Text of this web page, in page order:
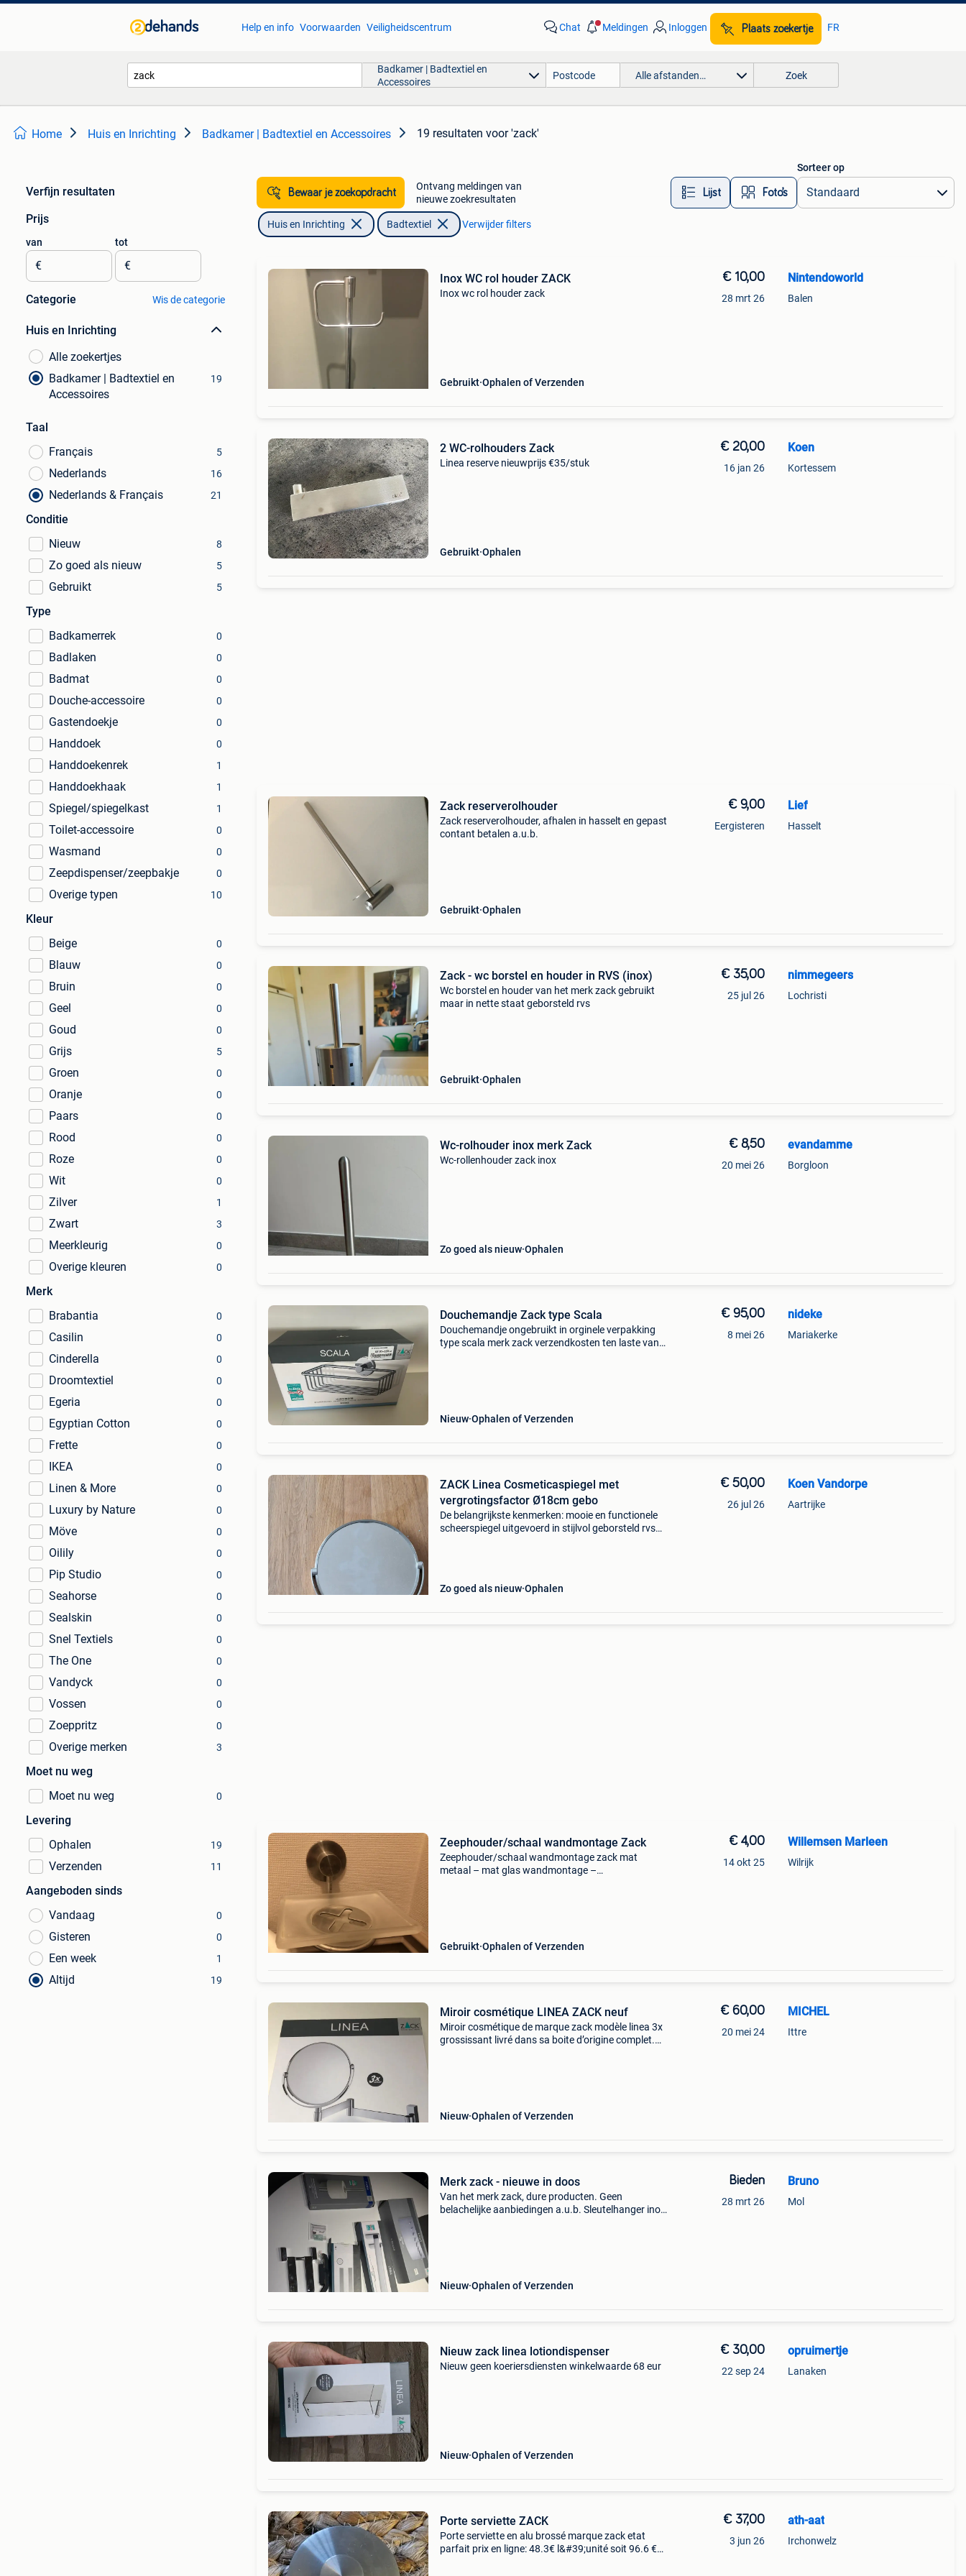
Help en info Voorwaarden Veiligheidscentrum Chat Meldingen Inloggen Plaats zoekertje FR
Badkamer | Badtextiel en
Accessoires
Alle afstanden… Zoek
Home Huis en Inrichting Badkamer | Badtextiel en Accessoires 19 resultaten voor 'zack'
Verfijn resultaten
Prijs
van
€
tot
€
Categorie Wis de categorie
Huis en Inrichting
Alle zoekertjes
Badkamer | Badtextiel en
Accessoires
19
Taal
Français
5
Nederlands 16
Nederlands & Français 21
Conditie
Nieuw
8
Zo goed als nieuw 5
Gebruikt 5
Type
Badkamerrek
0
Badlaken 0
Badmat 0
Douche-accessoire 0
Gastendoekje 0
Handdoek 0
Handdoekenrek 1
Handdoekhaak 1
Spiegel/spiegelkast 1
Toilet-accessoire 0
Wasmand 0
Zeepdispenser/zeepbakje 0
Overige typen 10
Kleur
Beige
0
Blauw 0
Bruin 0
Geel 0
Goud 0
Grijs 5
Groen 0
Oranje 0
Paars 0
Rood 0
Roze 0
Wit 0
Zilver 1
Zwart 3
Meerkleurig 0
Overige kleuren 0
Merk
Brabantia
0
Casilin 0
Cinderella 0
Droomtextiel 0
Egeria 0
Egyptian Cotton 0
Frette 0
IKEA 0
Linen & More 0
Luxury by Nature 0
Möve 0
Oilily 0
Pip Studio 0
Seahorse 0
Sealskin 0
Snel Textiels 0
The One 0
Vandyck 0
Vossen 0
Zoeppritz 0
Overige merken 3
Moet nu weg
Moet nu weg
0
Levering
Ophalen
19
Verzenden 11
Aangeboden sinds
Vandaag
0
Gisteren 0
Een week 1
Altijd 19
Bewaar je zoekopdracht
Ontvang meldingen van
nieuwe zoekresultaten
Lijst Foto’s
Sorteer op
Huis en Inrichting Badtextiel Verwijder filters
Inox WC rol houder ZACK
Inox wc rol houder zack
Gebruikt Ophalen of Verzenden
€ 10,00
28 mrt 26
Nintendoworld
Balen
2 WC-rolhouders Zack
Linea reserve nieuwprijs €35/stuk
Gebruikt Ophalen
€ 20,00
16 jan 26
Koen
Kortessem
Zack reserverolhouder
Zack reserverolhouder, afhalen in hasselt en gepast
contant betalen a.u.b.
Gebruikt Ophalen
€ 9,00
Eergisteren
Lief
Hasselt
Zack - wc borstel en houder in RVS (inox)
Wc borstel en houder van het merk zack gebruikt
maar in nette staat geborsteld rvs
Gebruikt Ophalen
€ 35,00
25 jul 26
nimmegeers
Lochristi
Wc-rolhouder inox merk Zack
Wc-rollenhouder zack inox
Zo goed als nieuw Ophalen
€ 8,50
20 mei 26
evandamme
Borgloon
Douchemandje Zack type Scala
Douchemandje ongebruikt in orginele verpakking
type scala merk zack verzendkosten ten laste van
Nieuw Ophalen of Verzenden
€ 95,00
8 mei 26
nideke
Mariakerke
ZACK Linea Cosmeticaspiegel met
vergrotingsfactor Ø18cm gebo
De belangrijkste kenmerken: mooie en functionele
scheerspiegel uitgevoerd in stijlvol geborsteld rvs
Zo goed als nieuw Ophalen
€ 50,00
26 jul 26
Koen Vandorpe
Aartrijke
Zeephouder/schaal wandmontage Zack
Zeephouder/schaal wandmontage zack mat
metaal – mat glas wandmontage –
Gebruikt Ophalen of Verzenden
€ 4,00
14 okt 25
Willemsen Marleen
Wilrijk
Miroir cosmétique LINEA ZACK neuf
Miroir cosmétique de marque zack modèle linea 3x
grossissant livré dans sa boite d’origine complet.
Nieuw Ophalen of Verzenden
€ 60,00
20 mei 24
MICHEL
Ittre
Merk zack - nieuwe in doos
Van het merk zack, dure producten. Geen
belachelijke aanbiedingen a.u.b. Sleutelhanger inox
Nieuw Ophalen of Verzenden
Bieden
28 mrt 26
Bruno
Mol
Nieuw zack linea lotiondispenser
Nieuw geen koeriersdiensten winkelwaarde 68 eur
Nieuw Ophalen of Verzenden
€ 30,00
22 sep 24
opruimertje
Lanaken
Porte serviette ZACK
Porte serviette en alu brossé marque zack etat
parfait prix en ligne: 48.3€ l&#39;unité soit 96.6 €
€ 37,00
3 jun 26
ath-aat
Irchonwelz